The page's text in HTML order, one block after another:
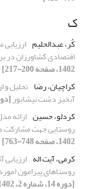
ک
کُر، عبدالحلیم
اقتصادی کشاورزان در
1402، صفحه 200-217]
کراچیان، رضا
آبخیز دشت نیشابور[دوره 14، شماره
کردلو، حسین ارائه
روستایی جهت مشارکت
1402، صفحه 748-763]
کرمی، آیت اله
روستاهای پیرامون
[دوره 14، شماره 2، 1402، صفحه 362-379]